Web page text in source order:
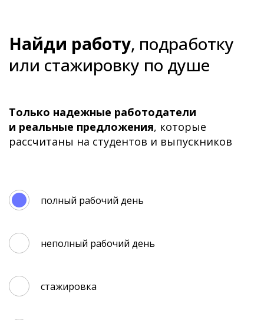
Найди работу, подработку
или стажировку по душе
Только надежные работодатели
и реальные предложения, которые
рассчитаны на студентов и выпускников
полный рабочий день
неполный рабочий день
стажировка